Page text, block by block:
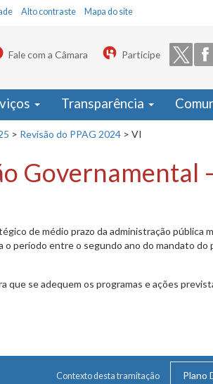
Alto contraste Mapa do site
Fale com a Câmara Participe
Transparência
> Revisão do PPAG 2024 > VI
Governamental
de médio prazo da administração pública
período entre o segundo ano do mandato do
que se adequem os programas e ações
Contexto desta tramitação Plano